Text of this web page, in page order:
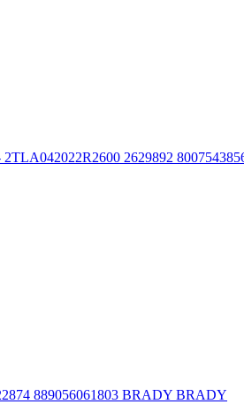
2629892
889056061803 BRADY BRADY